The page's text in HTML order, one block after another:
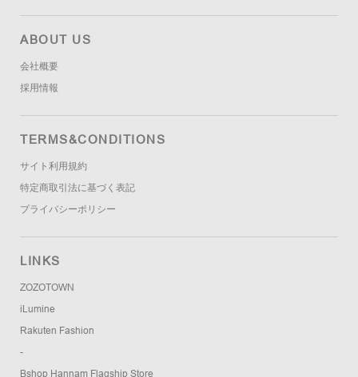
ABOUT US
会社概要
採用情報
TERMS&CONDITIONS
サイト利用規約
特定商取引法に基づく表記
プライバシーポリシー
LINKS
ZOZOTOWN
iLumine
Rakuten Fashion
-
Bshop Hannam Flagship Store